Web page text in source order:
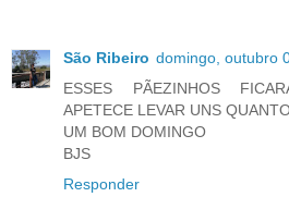
São Ribeiro domingo, outubro
ESSES PÃEZINHOS
APETECE LEVAR UNS
UM BOM DOMINGO
BJS
Responder